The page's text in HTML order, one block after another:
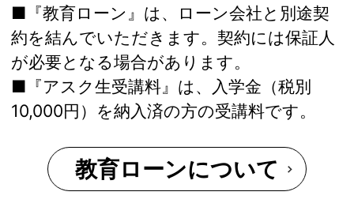
■『教育ローン』は、ローン会社と別途契
約を結んでいただきます。契約には保証人
が必要となる場合があります。
■『アスク生受講料』は、入学金（税別
10,000円）を納入済の方の受講料です。
教育ローンについて